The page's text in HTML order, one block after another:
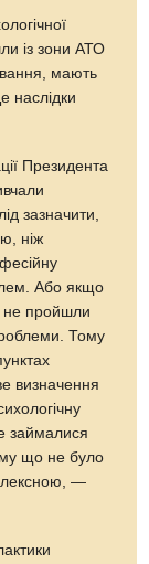
із зони АТО
мають
наслідки
Президента
зазначити,
ніж
Або якщо
не пройшли
Тому
визначення
займалися
що не було
—